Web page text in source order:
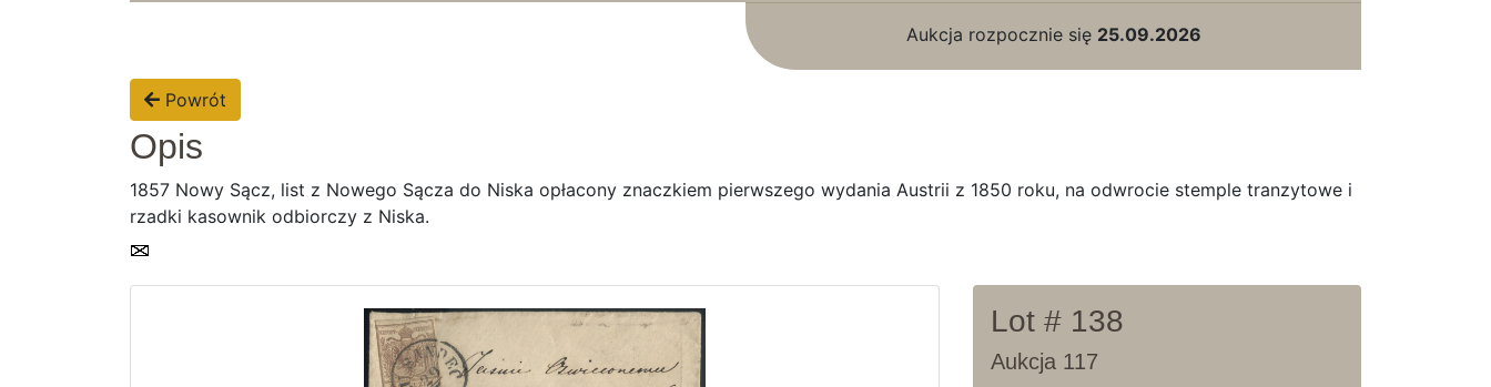
Aukcja rozpocznie się 25.09.2026
Powrót
Opis
1857 Nowy Sącz, list z Nowego Sącza do Niska opłacony znaczkiem pierwszego wydania Austrii z 1850 roku, na odwrocie stemple tranzytowe i
rzadki kasownik odbiorczy z Niska.
Lot # 138
Aukcja 117